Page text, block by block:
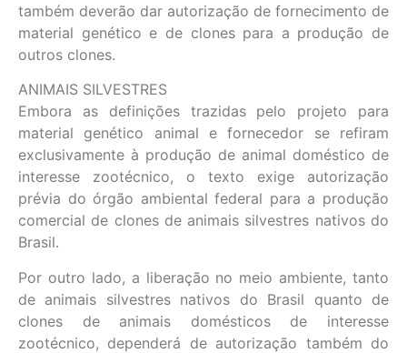
também deverão dar autorização de fornecimento de
material genético e de clones para a produção de
outros clones.
ANIMAIS SILVESTRES
Embora as definições trazidas pelo projeto para
material genético animal e fornecedor se refiram
exclusivamente à produção de animal doméstico de
interesse zootécnico, o texto exige autorização
prévia do órgão ambiental federal para a produção
comercial de clones de animais silvestres nativos do
Brasil.
Por outro lado, a liberação no meio ambiente, tanto
de animais silvestres nativos do Brasil quanto de
clones de animais domésticos de interesse
zootécnico, dependerá de autorização também do